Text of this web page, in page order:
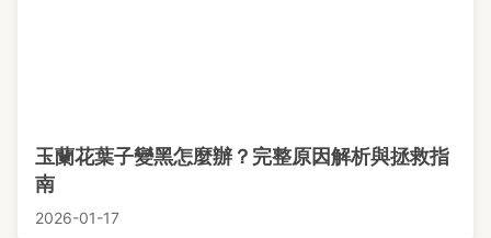
玉蘭花葉子變黑怎麼辦？完整原因解析與拯救指
南
2026-01-17